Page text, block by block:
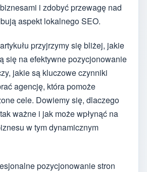
i zdobyć przewagę nad
aspekt lokalnego SEO.
przyjrzymy się bliżej, jakie
się na efektywne pozycjonowanie
jakie są kluczowe czynniki
agencję, która pomoże
cele. Dowiemy się, dlaczego
ważne i jak może wpłynąć na
w tym dynamicznym
pozycjonowanie stron